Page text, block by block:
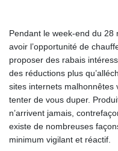
Pendant le week-end du
avoir l’opportunité de
proposer des rabais
des réductions plus
sites internets malhonnêtes
tenter de vous duper.
n’arrivent jamais,
existe de nombreuses
minimum vigilant et réactif.